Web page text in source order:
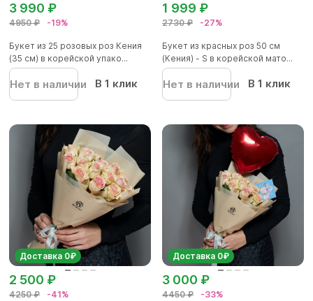
4950 ₽ -19%
3 990 ₽
Букет из 25 розовых роз Кения
(35 см) в корейской упако...
Нет в наличии В 1 клик
2730 ₽ -27%
1 999 ₽
Букет из красных роз 50 см
(Кения) - S в корейской мато...
Нет в наличии В 1 клик
Доставка 0₽
4250 ₽ -41%
2 500 ₽
Доставка 0₽
4450 ₽ -33%
3 000 ₽